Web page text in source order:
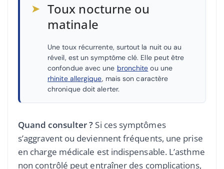
➤ Toux nocturne ou
matinale
Une toux récurrente, surtout la nuit ou au
réveil, est un symptôme clé. Elle peut être
confondue avec une bronchite ou une
rhinite allergique, mais son caractère
chronique doit alerter.
Quand consulter ? Si ces symptômes
s’aggravent ou deviennent fréquents, une prise
en charge médicale est indispensable. L’asthme
non contrôlé peut entraîner des complications,